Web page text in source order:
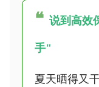
❝ 说到高效
手"
夏天晒得又